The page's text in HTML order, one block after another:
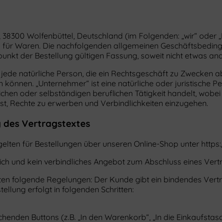
Wolfenbüttel, Deutschland (im Folgenden: „wir“
Waren. Die nachfolgenden allgemeinen
der Bestellung gültigen Fassung, soweit nicht etwas
natürliche Person, die ein Rechtsgeschäft zu
„Unternehmer“ ist eine natürliche oder juristische
oder selbständigen beruflichen Tätigkeit handelt,
Rechte zu erwerben und Verbindlichkeiten einzugehen.
des Vertragstextes
für Bestellungen über unseren Online-Shop unter
und kein verbindliches Angebot zum Abschluss eines
folgende Regelungen: Der Kunde gibt ein bindendes
erfolgt in folgenden Schritten:
Buttons (z.B. „In den Warenkorb“, „In die